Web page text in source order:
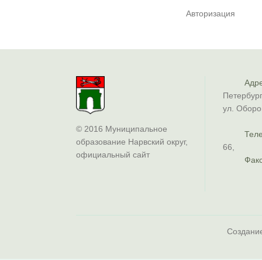
Авторизация
© 2016 Муниципальное
образование Нарвский округ,
официальный сайт
ул.
66